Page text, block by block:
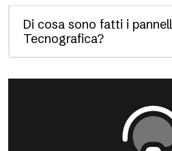
Di cosa sono fatti i
Tecnografica?